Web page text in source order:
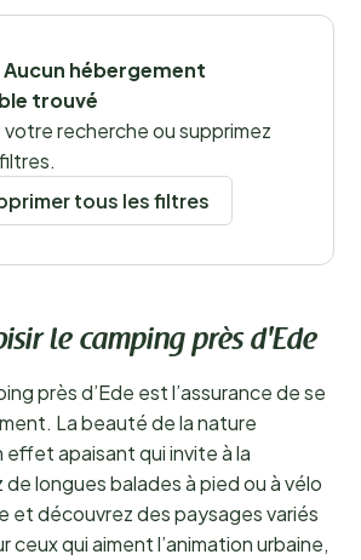
les filtres
hébergement
trouvé
votre recherche ou supprimez
tous les filtres
le camping près d'Ede
près d’Ede est l’assurance de se
La beauté de la nature
effet apaisant qui invite à la
longues balades à pied ou à vélo
et découvrez des paysages variés
ceux qui aiment l’animation urbaine,